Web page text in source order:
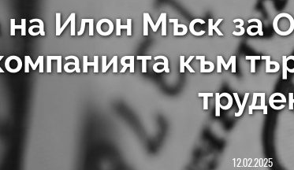
Илон Мъск за
към
12.02.2025